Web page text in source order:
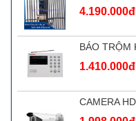
4.190.000đ
BÁO TRỘM
1.410.000đ
CAMERA